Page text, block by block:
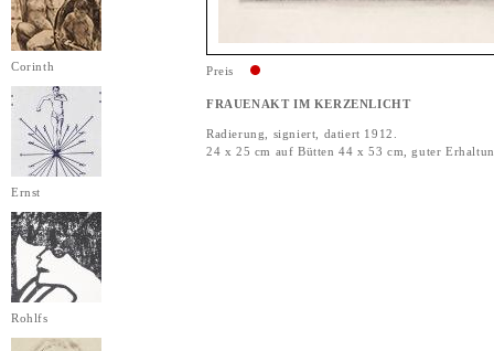
Corinth
Ernst
Rohlfs
Preis
FRAUENAKT IM KERZENLICHT
Radierung, signiert, datiert 1912.
24 x 25 cm auf Bütten 44 x 53 cm, guter